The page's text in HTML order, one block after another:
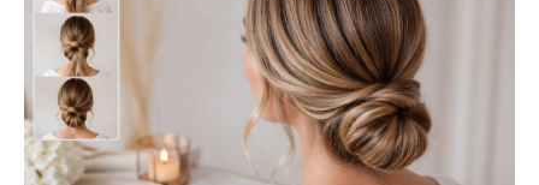
main. La brosse ronde
petite est compacte et
peut tenir dans n'importe
quel sac de voyage ou
sac à main, vous
permettant de l'utiliser
même lors de voyages